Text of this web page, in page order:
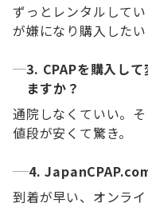
ずっとレンタルして
が嫌になり購入したい
3. CPAPを購入し
ますか？
通院しなくていい。
値段が安くて驚き。
4.
到着が早い、オンライ